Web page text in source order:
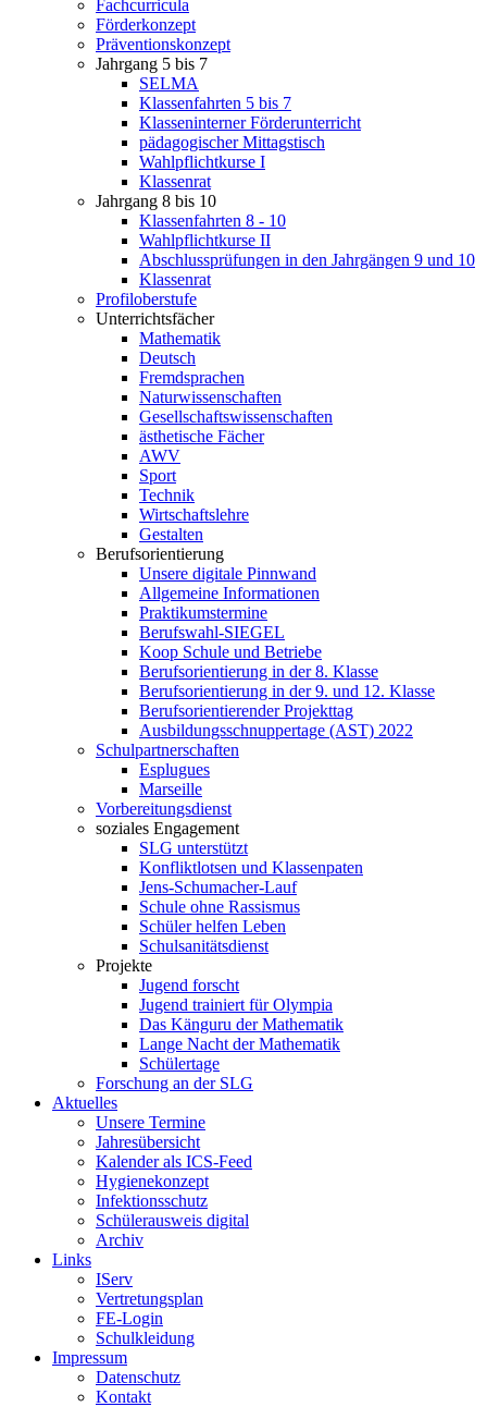
Fachcurricula
Förderkonzept
Präventionskonzept
Jahrgang 5 bis 7
SELMA
Klassenfahrten 5 bis 7
Klasseninterner Förderunterricht
pädagogischer Mittagstisch
Wahlpflichtkurse I
Klassenrat
Jahrgang 8 bis 10
Klassenfahrten 8 - 10
Wahlpflichtkurse II
Abschlussprüfungen in den Jahrgängen 9 und 10
Klassenrat
Profiloberstufe
Unterrichtsfächer
Mathematik
Deutsch
Fremdsprachen
Naturwissenschaften
Gesellschaftswissenschaften
ästhetische Fächer
AWV
Sport
Technik
Wirtschaftslehre
Gestalten
Berufsorientierung
Unsere digitale Pinnwand
Allgemeine Informationen
Praktikumstermine
Berufswahl-SIEGEL
Koop Schule und Betriebe
Berufsorientierung in der 8. Klasse
Berufsorientierung in der 9. und 12. Klasse
Berufsorientierender Projekttag
Ausbildungsschnuppertage (AST) 2022
Schulpartnerschaften
Esplugues
Marseille
Vorbereitungsdienst
soziales Engagement
SLG unterstützt
Konfliktlotsen und Klassenpaten
Jens-Schumacher-Lauf
Schule ohne Rassismus
Schüler helfen Leben
Schulsanitätsdienst
Projekte
Jugend forscht
Jugend trainiert für Olympia
Das Känguru der Mathematik
Lange Nacht der Mathematik
Schülertage
Forschung an der SLG
Aktuelles
Unsere Termine
Jahresübersicht
Kalender als ICS-Feed
Hygienekonzept
Infektionsschutz
Schülerausweis digital
Archiv
Links
IServ
Vertretungsplan
FE-Login
Schulkleidung
Impressum
Datenschutz
Kontakt